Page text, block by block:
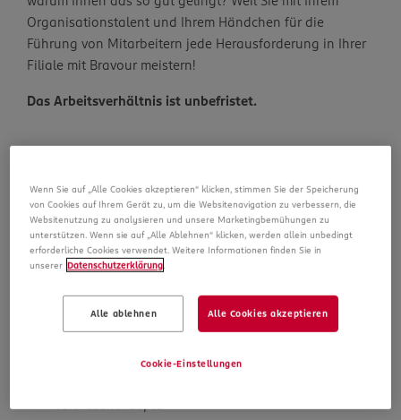
Organisationstalent und Ihrem Händchen für die
Führung von Mitarbeitern jede Herausforderung in Ihrer
Filiale mit Bravour meistern!
Das Arbeitsverhältnis ist unbefristet.
Das bewirken Sie bei uns
Die gemeinsame Arbeit mit dem Team auf der
Verkaufsfläche
fachlichen und persönlichen Weiterbildung
Das ständige Beobachten der
Wenn Sie auf „Alle Cookies akzeptieren“ klicken, stimmen Sie der Speicherung
von Cookies auf Ihrem Gerät zu, um die Websitenavigation zu verbessern, die
Websitenutzung zu analysieren und unsere Marketingbemühungen zu
unterstützen. Wenn sie auf „Alle Ablehnen“ klicken, werden allein unbedingt
erforderliche Cookies verwendet. Weitere Informationen finden Sie in
unserer Datenschutzerklärung.
Alle ablehnen Alle Cookies akzeptieren
Cookie-Einstellungen